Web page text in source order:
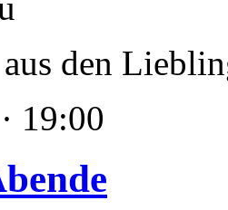
den
19:00